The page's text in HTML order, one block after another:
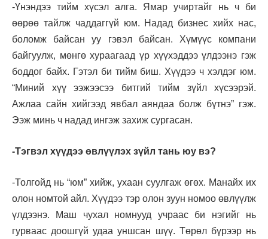
-Үнэндээ тийм хүсэл алга. Ямар учиртайг нь ч би
өөрөө тайлж чаддаггүй юм. Надад бизнес хийх нас,
боломж байсан уу гэвэл байсан. Хүмүүс компани
байгуулж, мөнгө хураагаад үр хүүхэддээ үлдээнэ гэж
боддог байх. Гэтэл би тийм биш. Хүүдээ ч хэлдэг юм.
“Миний хүү ээжээсээ битгий тийм зүйл хүсээрэй.
Ажлаа сайн хийгээд явбал аяндаа болж бүтнэ” гэж.
Ээж минь ч надад ингэж захиж сургасан.
-Тэгвэл хүүдээ өвлүүлэх зүйл тань юу вэ?
-Толгойд нь “юм” хийж, ухаан суулгаж өгөх. Манайх их
олон номтой айл. Хүүдээ тэр олон зуун номоо өвлүүлж
үлдээнэ. Маш чухал номнууд учраас би нэгийг нь
гурваас доошгүй удаа уншсан шүү. Төрөл бүрээр нь